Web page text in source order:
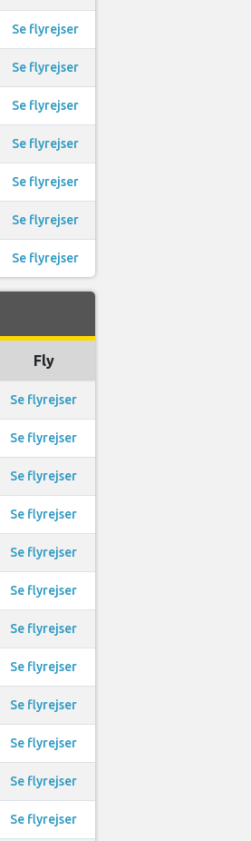
Se flyrejser
Se flyrejser
Se flyrejser
Se flyrejser
Se flyrejser
Se flyrejser
Se flyrejser
Fly
Se flyrejser
Se flyrejser
Se flyrejser
Se flyrejser
Se flyrejser
Se flyrejser
Se flyrejser
Se flyrejser
Se flyrejser
Se flyrejser
Se flyrejser
Se flyrejser